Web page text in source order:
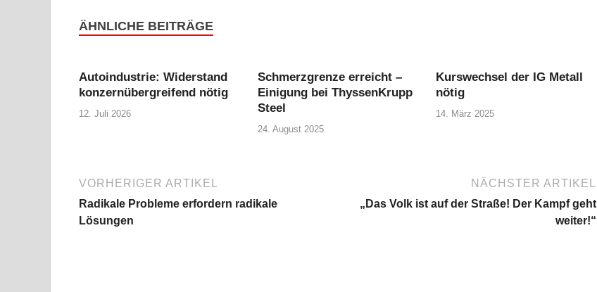
ÄHNLICHE BEITRÄGE
Autoindustrie: Widerstand
konzernübergreifend nötig
12. Juli 2026
Schmerzgrenze erreicht –
Einigung bei ThyssenKrupp
Steel
24. August 2025
Kurswechsel der IG Metall
nötig
14. März 2025
VORHERIGER ARTIKEL
Radikale Probleme erfordern radikale
Lösungen
NÄCHSTER ARTIKEL
„Das Volk ist auf der Straße! Der Kampf geht
weiter!“